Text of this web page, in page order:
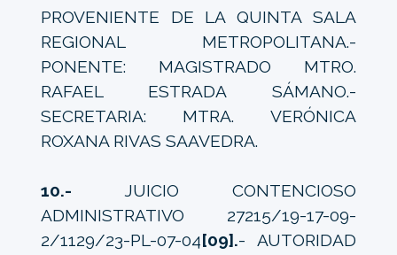
PROVENIENTE DE LA QUINTA SALA
REGIONAL METROPOLITANA.-
PONENTE: MAGISTRADO MTRO.
RAFAEL ESTRADA SÁMANO.-
SECRETARIA: MTRA. VERÓNICA
ROXANA RIVAS SAAVEDRA.
10.- JUICIO CONTENCIOSO
ADMINISTRATIVO 27215/19-17-09-
2/1129/23-PL-07-04[09].- AUTORIDAD